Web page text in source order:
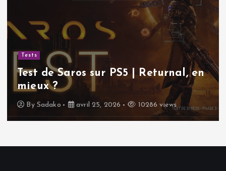
Tests
Test de Saros sur PS5 | Returnal, en
mieux ?
By Sadako avril 25, 2026 10286 views